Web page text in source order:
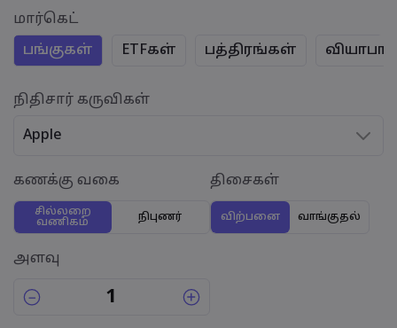
மார்கெட்
பங்குகள்
ETFகள் பத்திரங்கள்
நிதிசார் கருவிகள்
Apple
கணக்கு வகை
சில்லறை
வணிகம்
நிபுணர்
திசைகள்
விற்பனை வாங்குதல்
அளவு